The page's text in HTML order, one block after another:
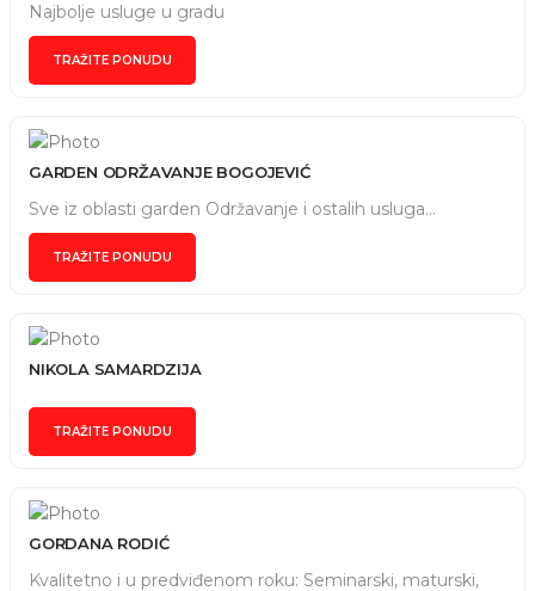
Najbolje usluge u gradu
TRAŽITE PONUDU
GARDEN ODRŽAVANJE BOGOJEVIĆ
Sve iz oblasti garden Održavanje i ostalih usluga...
TRAŽITE PONUDU
NIKOLA SAMARDZIJA
TRAŽITE PONUDU
GORDANA RODIĆ
Kvalitetno i u predviđenom roku: Seminarski, maturski,